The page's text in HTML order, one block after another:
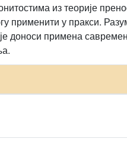
из теорије
применити у пракси.
доноси примена